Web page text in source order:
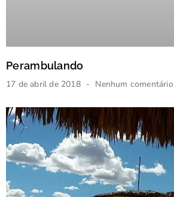
Perambulando
17 de abril de 2018 Nenhum comentário